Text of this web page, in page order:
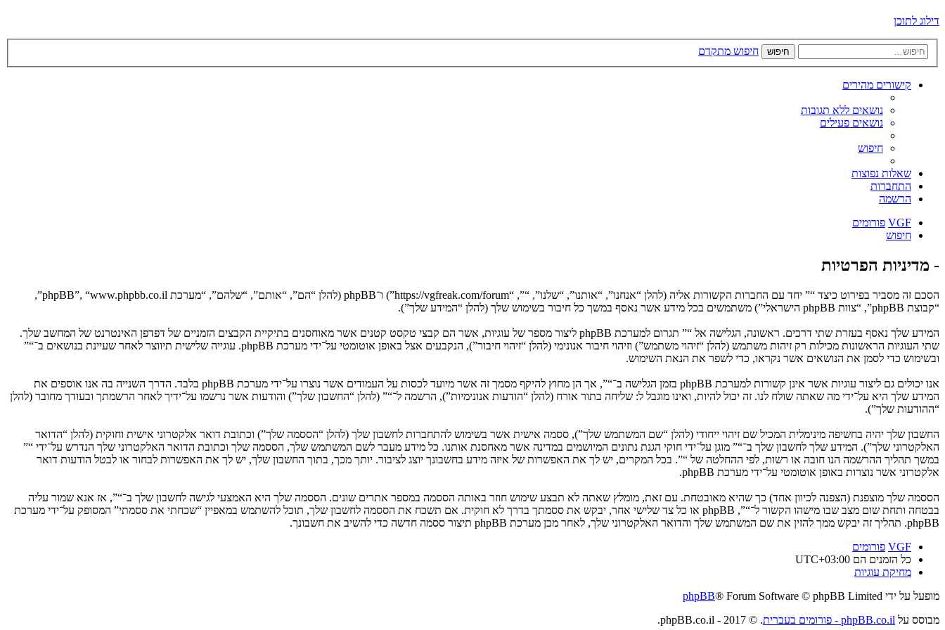
דילוג לתוכן
חיפוש חיפוש מתקדם
קישורים מהירים
נושאים ללא תגובות
נושאים פעילים
חיפוש
שאלות נפוצות
התחברות
הרשמה
VGF פורומים
חיפוש
- מדיניות הפרטיות
הסכם זה מסביר בפירוט כיצד “” יחד עם החברות הקשורות אליה (להלן “אנחנו”, “אותנו”, “שלנו”, “”, “https://vgfreak.com/forum”) ו־phpBB (להלן “הם”, “אותם”, “שלהם”, “מערכת phpBB”, “www.phpbb.co.il”,
“קבוצת phpBB”, “צוות phpBB הישראלי”) משתמשים בכל מידע אשר נאסף במשך כל חיבור בשימוש שלך (להלן “המידע שלך”).
המידע שלך נאסף בעזרת שתי דרכים. ראשונה, הגלישה אל “” תגרום למערכת phpBB ליצור מספר של עוגיות, אשר הם קבצי טקסט קטנים אשר מאוחסנים בתיקיית הקבצים הזמניים של דפדפן האינטרנט של המחשב שלך.
שתי העוגיות הראשונות מכילות רק זיהות משתמש (להלן “זיהוי משתמש”) וזיהוי חיבור אנונימי (להלן “זיהוי חיבור”), הנקבעים אצל באופן אוטומטי על־ידי מערכת phpBB. עוגייה שלישית תיווצר לאחר שעיינת בנושאים ב־“”
ובשימוש כדי לסמן את הנושאים אשר נקראו, כדי לשפר את הנאת השימוש.
אנו יכולים גם ליצור עוגיות אשר אינן קשורות למערכת phpBB בזמן הגלישה ב־“”, אך הן מחוץ להיקף מסמך זה אשר מיועד לכסות על העמודים אשר נוצרו על־ידי מערכת phpBB בלבד. הדרך השנייה בה אנו אוספים את
המידע שלך היא על־ידי מה שאתה שולח לנו. זה יכול להיות, ואינו מוגבל ל: שליחה בתור אורח (להלן “הודעות אנונימיות”), הרשמה ל־“” (להלן “החשבון שלך”) והודעות אשר נרשמו על־ידיך לאחר הרשמתך ובעודך מחובר (להלן
“ההודעות שלך”).
החשבון שלך יהיה בחשיפה מינימלית המכיל שם זיהוי ייחודי (להלן “שם המשתמש שלך”), ססמה אישית אשר בשימוש להתחברות לחשבון שלך (להלן “הססמה שלך”) וכתובת דואר אלקטרוני אישית וחוקית (להלן “הדואר
האלקטרוני שלך”). המידע שלך לחשבון שלך ב־“” מוגן על־ידי חוקי הגנת נתונים המיושמים במדינה אשר מאחסנת אותנו. כל מידע מעבר לשם המשתמש שלך, הססמה שלך וכתובת הדואר האלקטרוני שלך הנדרש על־ידי “”
במשך תהליך ההרשמה הנו חובה או רשות, לפי ההחלטה של “”. בכל המקרים, יש לך את האפשרות של איזה מידע בחשבונך יוצג לציבור. יותך מכך, בתוך החשבון שלך, יש לך את האפשרות לבחור או לבטל הודעות דואר
אלקטרוני אשר נוצרות באופן אוטומטי על־ידי מערכת phpBB.
הססמה שלך מוצפנת (הצפנה לכיוון אחד) כך שהיא מאובטחת. עם זאת, מומלץ שאתה לא תבצע שימוש חוזר באותה הססמה במספר אתרים שונים. הססמה שלך היא האמצעי לגישה לחשבון שלך ב־“”, אז אנא שמור עליה
בבטחה ותחת שום מצב שבו מישהו הקשור ל־“”, phpBB או כל צד שלישי אחר, יבקש את ססמתך בדרך לא חוקית. אם תשכח את הססמה לחשבון שלך, תוכל להשתמש במאפיין “שכחתי את ססמתי” המסופק על־ידי מערכת
phpBB. תהליך זה יבקש ממך להזין את שם המשתמש שלך והדואר האלקטרוני שלך, לאחר מכן מערכת phpBB תיצור ססמה חדשה כדי להשיב את חשבונך.
VGF פורומים
כל הזמנים הם UTC+03:00
מחיקת עוגיות
מופעל על ידי
phpBB® Forum Software © phpBB Limited
מבוסס על phpBB.co.il - פורומים בעברית . © 2017 - phpBB.co.il.